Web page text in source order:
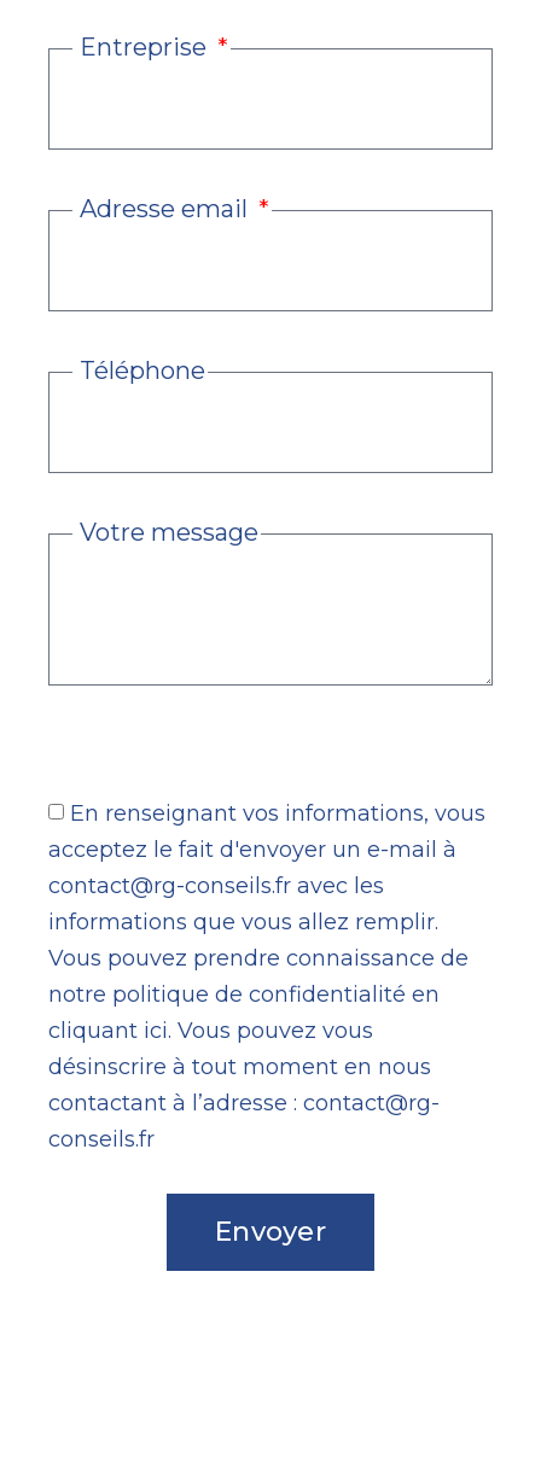
Entreprise
Adresse email
Téléphone
Votre message
En renseignant vos informations, vous
acceptez le fait d'envoyer un e-mail à
contact@rg-conseils.fr avec les
informations que vous allez remplir.
Vous pouvez prendre connaissance de
notre politique de confidentialité en
cliquant ici. Vous pouvez vous
désinscrire à tout moment en nous
contactant à l’adresse : contact@rg-
conseils.fr
Envoyer